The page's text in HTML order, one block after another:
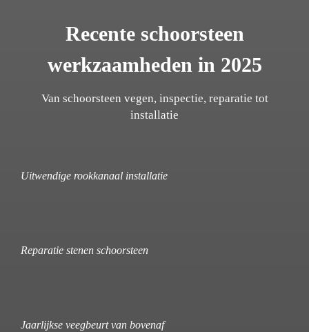
Recente schoorsteen
werkzaamheden in 2025
Van schoorsteen vegen, inspectie, reparatie tot
installatie
Uitwendige rookkanaal installatie
Reparatie stenen schoorsteen
Jaarlijkse veegbeurt van bovenaf